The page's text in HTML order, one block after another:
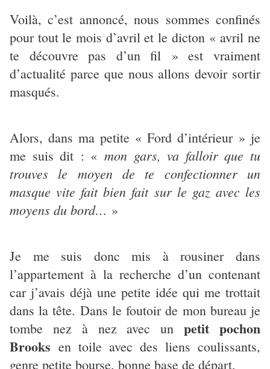
Voilà, c’est annoncé, nous sommes confinés
pour tout le mois d’avril et le dicton « avril ne
te découvre pas d’un fil » est vraiment
d’actualité parce que nous allons devoir sortir
masqués.
Alors, dans ma petite « Ford d’intérieur » je
me suis dit : « mon gars, va falloir que tu
trouves le moyen de te confectionner un
masque vite fait bien fait sur le gaz avec les
moyens du bord… »
Je me suis donc mis à rousiner dans
l’appartement à la recherche d’un contenant
car j’avais déjà une petite idée qui me trottait
dans la tête. Dans le foutoir de mon bureau je
tombe nez à nez avec unpetit pochon
Brooks en toile avec des liens coulissants,
genre petite bourse, bonne base de départ.